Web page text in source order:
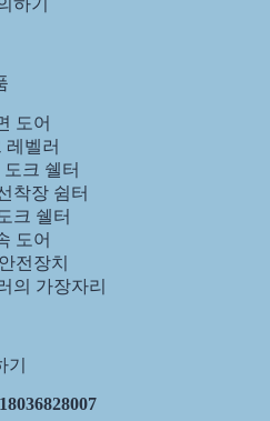
하기
도어
레벨러
크 쉘터
착장 쉼터
크 쉘터
도어
전장치
의 가장자리
기